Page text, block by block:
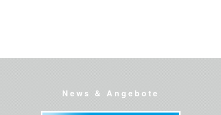
News & Angebote